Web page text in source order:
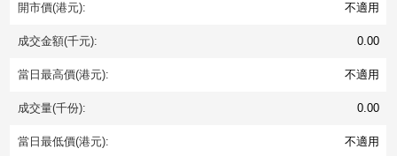
開市價(港元): 不適用
成交金額(千元): 0.00
當日最高價(港元): 不適用
成交量(千份): 0.00
當日最低價(港元): 不適用